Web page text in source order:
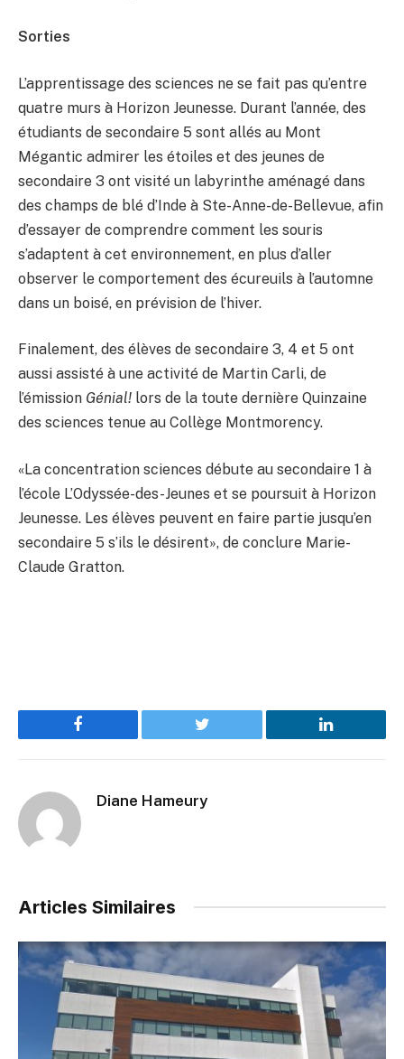
Sorties
L’apprentissage des sciences ne se fait pas qu’entre
quatre murs à Horizon Jeunesse. Durant l’année, des
étudiants de secondaire 5 sont allés au Mont
Mégantic admirer les étoiles et des jeunes de
secondaire 3 ont visité un labyrinthe aménagé dans
des champs de blé d’Inde à Ste-Anne-de-Bellevue, afin
d’essayer de comprendre comment les souris
s’adaptent à cet environnement, en plus d’aller
observer le comportement des écureuils à l’automne
dans un boisé, en prévision de l’hiver.
Finalement, des élèves de secondaire 3, 4 et 5 ont
aussi assisté à une activité de Martin Carli, de
l’émission Génial! lors de la toute dernière Quinzaine
des sciences tenue au Collège Montmorency.
«La concentration sciences débute au secondaire 1 à
l’école L’Odyssée-des-Jeunes et se poursuit à Horizon
Jeunesse. Les élèves peuvent en faire partie jusqu’en
secondaire 5 s’ils le désirent», de conclure Marie-
Claude Gratton.
Facebook Twitter LinkedIn
Diane Hameury
Articles Similaires